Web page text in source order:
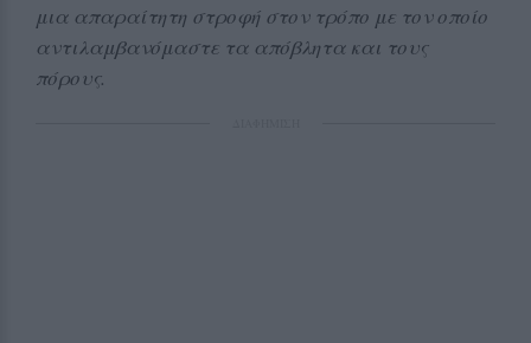
μια απαραίτητη στροφή στον τρόπο με τον οποίο
αντιλαμβανόμαστε τα απόβλητα και τους
πόρους.